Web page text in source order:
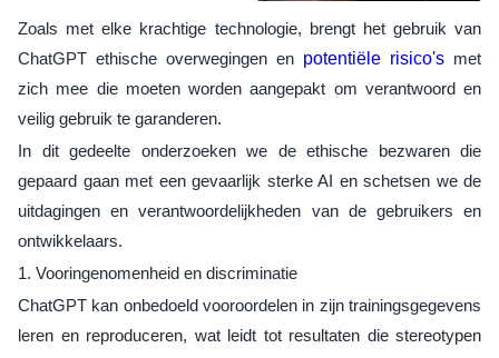
Zoals met elke krachtige technologie, brengt het gebruik van
ChatGPT ethische overwegingen en potentiële risico's met
zich mee die moeten worden aangepakt om verantwoord en
veilig gebruik te garanderen.
In dit gedeelte onderzoeken we de ethische bezwaren die
gepaard gaan met een gevaarlijk sterke AI en schetsen we de
uitdagingen en verantwoordelijkheden van de gebruikers en
ontwikkelaars.
1. Vooringenomenheid en discriminatie
ChatGPT kan onbedoeld vooroordelen in zijn trainingsgegevens
leren en reproduceren, wat leidt tot resultaten die stereotypen